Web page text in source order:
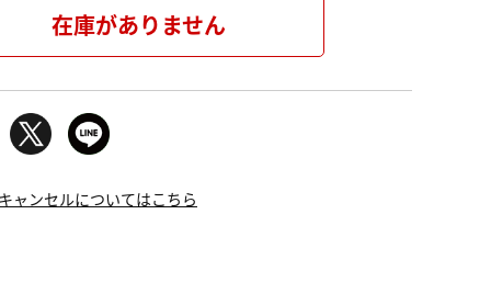
在庫がありません
ャンセルについてはこちら